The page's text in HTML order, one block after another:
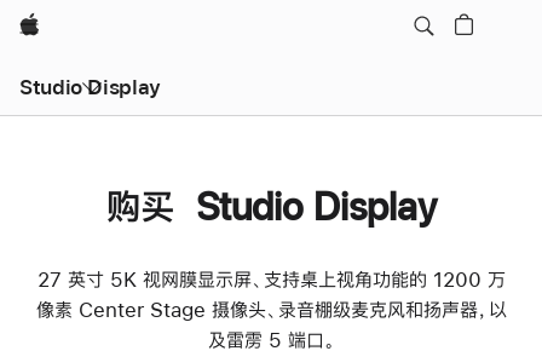
Apple
Studio Display
购买 Studio Display
27 英寸 5K 视网膜显示屏、支持桌上视角功能的 1200 万
像素 Center Stage 摄像头、录音棚级麦克风和扬声器，以
及雷雳 5 端口。